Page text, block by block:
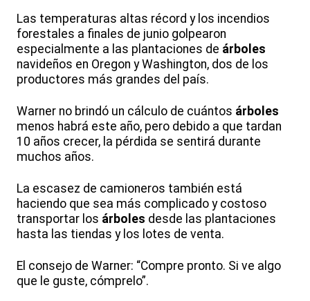
Las temperaturas altas récord y los incendios
forestales a finales de junio golpearon
especialmente a las plantaciones de árboles
navideños en Oregon y Washington, dos de los
productores más grandes del país.
Warner no brindó un cálculo de cuántos árboles
menos habrá este año, pero debido a que tardan
10 años crecer, la pérdida se sentirá durante
muchos años.
La escasez de camioneros también está
haciendo que sea más complicado y costoso
transportar los árboles desde las plantaciones
hasta las tiendas y los lotes de venta.
El consejo de Warner: “Compre pronto. Si ve algo
que le guste, cómprelo”.